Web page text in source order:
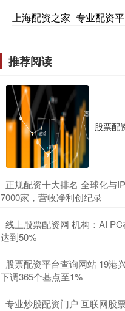
上海配资之家_专业配资
推荐阅读
股票配
正规配资十大排名 全球化与
7000家，营收净利创纪录
线上股票配资网 机构：AI
达到50%
股票配资平台查询网站 19港
下调365个基点至1%
专业炒股配资门户 互联网股